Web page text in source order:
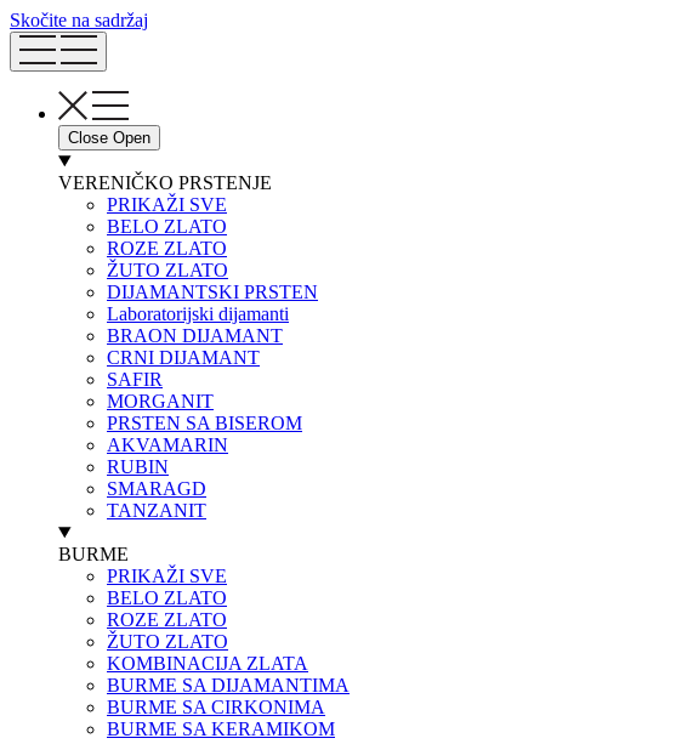
Skočite na sadržaj
Close Open
VERENIČKO PRSTENJE
PRIKAŽI SVE
BELO ZLATO
ROZE ZLATO
ŽUTO ZLATO
DIJAMANTSKI PRSTEN
Laboratorijski dijamanti
BRAON DIJAMANT
CRNI DIJAMANT
SAFIR
MORGANIT
PRSTEN SA BISEROM
AKVAMARIN
RUBIN
SMARAGD
TANZANIT
BURME
PRIKAŽI SVE
BELO ZLATO
ROZE ZLATO
ŽUTO ZLATO
KOMBINACIJA ZLATA
BURME SA DIJAMANTIMA
BURME SA CIRKONIMA
BURME SA KERAMIKOM